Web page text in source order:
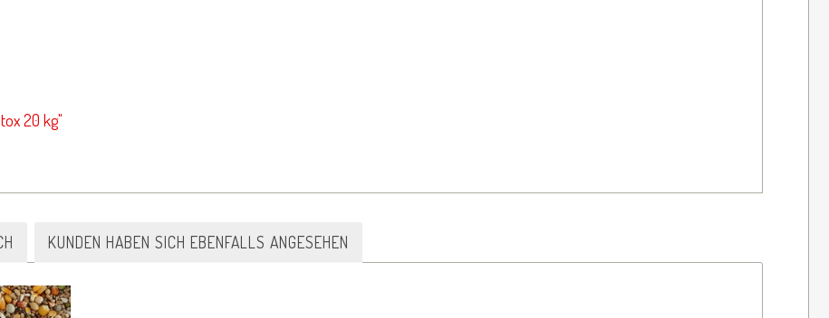
20 kg"
KUNDEN HABEN SICH EBENFALLS ANGESEHEN